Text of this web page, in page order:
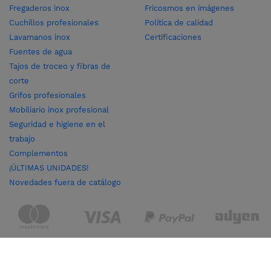
Fregaderos inox
Cuchillos profesionales
Lavamanos inox
Fuentes de agua
Tajos de troceo y fibras de
corte
Grifos profesionales
Mobiliario inox profesional
Seguridad e higiene en el
trabajo
Complementos
¡ÚLTIMAS UNIDADES!
Novedades fuera de catálogo
Fricosmos en imágenes
Política de calidad
Certificaciones